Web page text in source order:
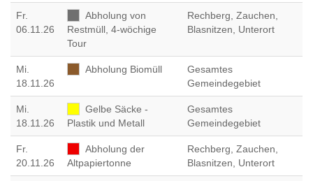
Fr.
06.11.26
Abholung von
Restmüll, 4-wöchige
Tour
Rechberg, Zauchen,
Blasnitzen, Unterort
Mi.
18.11.26
Abholung Biomüll
Gesamtes
Gemeindegebiet
Mi.
18.11.26
Gelbe Säcke -
Plastik und Metall
Gesamtes
Gemeindegebiet
Fr.
20.11.26
Abholung der
Altpapiertonne
Rechberg, Zauchen,
Blasnitzen, Unterort